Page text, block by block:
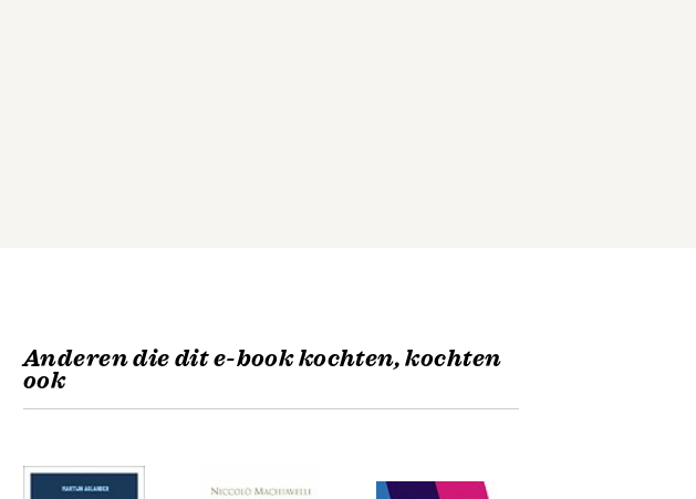
Anderen die dit e-book kochten, kochten
ook